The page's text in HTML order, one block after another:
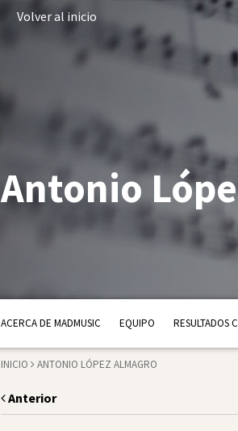
Volver al inicio
Antonio
ACERCA DE MADMUSIC EQUIPO RESULTADOS
INICIO ANTONIO LÓPEZ ALMAGRO
Anterior